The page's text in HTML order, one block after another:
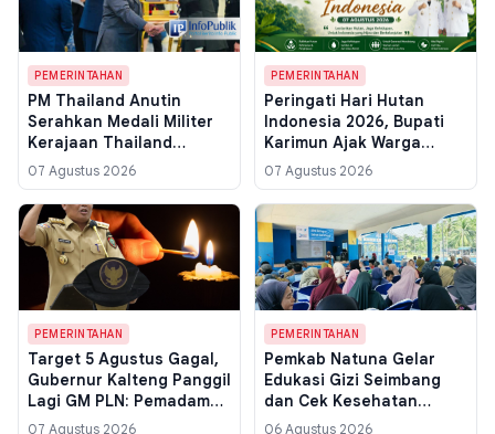
PEMERINTAHAN
PM Thailand Anutin
Serahkan Medali Militer
Kerajaan Thailand
kepada Presiden
Prabowo di Istana
Merdeka
07 Agustus 2026
PEMERINTAHAN
Peringati Hari Hutan
Indonesia 2026, Bupati
Karimun Ajak Warga
Pulihkan Ekosistem untuk
Jaga Kehidupan
07 Agustus 2026
PEMERINTAHAN
Target 5 Agustus Gagal,
Gubernur Kalteng Panggil
Lagi GM PLN: Pemadaman
Listrik Masih Berlanjut di
07 Agustus 2026
PEMERINTAHAN
Pemkab Natuna Gelar
Edukasi Gizi Seimbang
dan Cek Kesehatan
Gratis di Bunguran Timur
06 Agustus 2026